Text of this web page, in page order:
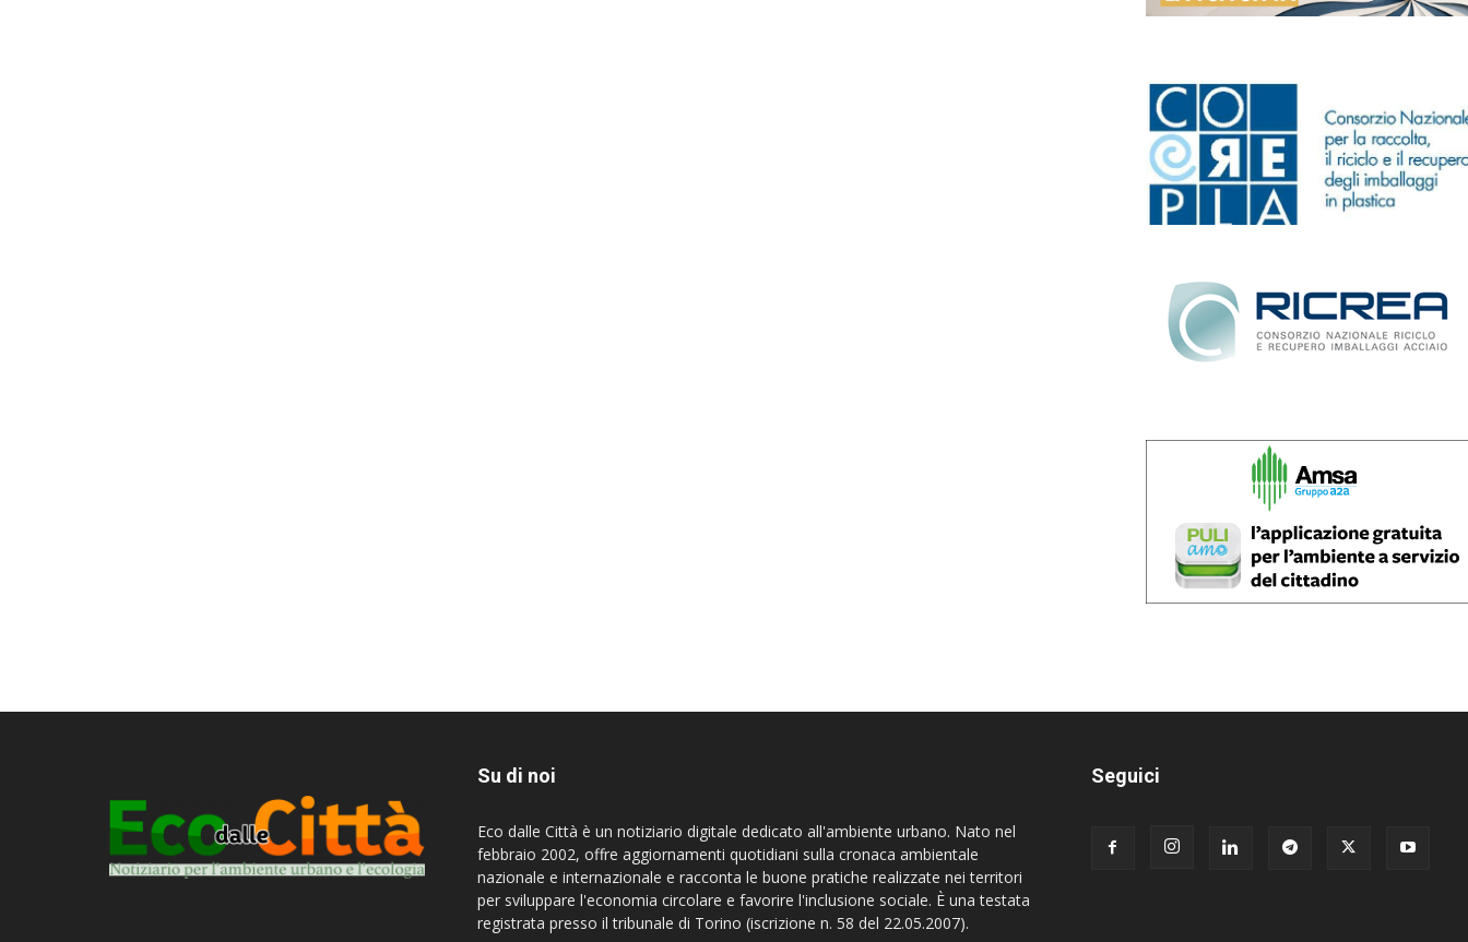
Su di noi
Eco dalle Città è un notiziario digitale dedicato all'ambiente urbano. Nato nel
febbraio 2002, offre aggiornamenti quotidiani sulla cronaca ambientale
nazionale e internazionale e racconta le buone pratiche realizzate nei territori
per sviluppare l'economia circolare e favorire l'inclusione sociale. È una testata
registrata presso il tribunale di Torino (iscrizione n. 58 del 22.05.2007).
Seguici